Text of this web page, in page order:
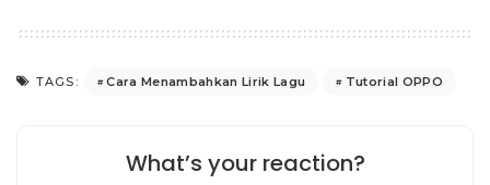
TAGS: Cara Menambahkan Lirik Lagu Tutorial OPPO
What’s your reaction?